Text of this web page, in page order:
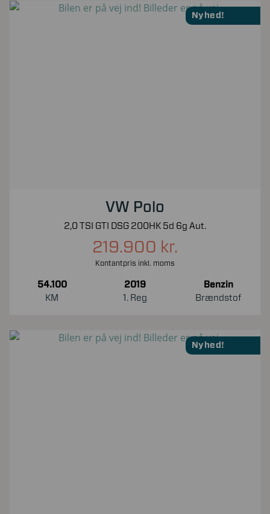
Nyhed!
VW Polo
2,0 TSI GTI DSG 200HK 5d 6g Aut.
219.900 kr.
Kontantpris inkl. moms
54.100
KM
2019
1. Reg
Benzin
Brændstof
Nyhed!